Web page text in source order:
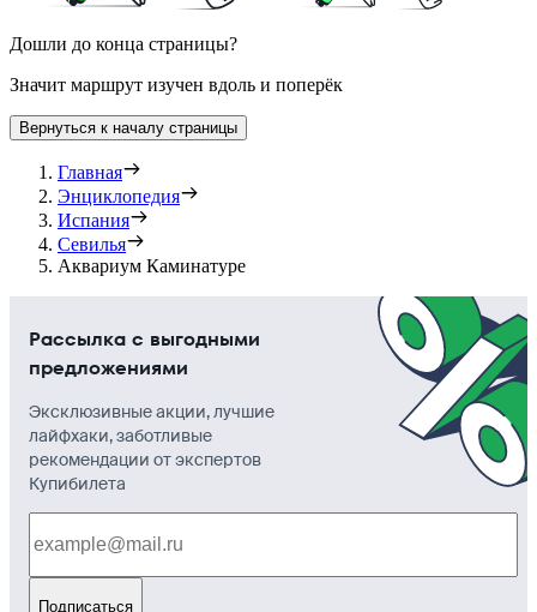
Дошли до конца страницы?
Значит маршрут изучен вдоль и поперёк
Вернуться к началу страницы
Главная
Энциклопедия
Испания
Севилья
Аквариум Каминатуре
Рассылка с выгодными
предложениями
Эксклюзивные акции, лучшие
лайфхаки, заботливые
рекомендации от экспертов
Купибилета
Подписаться